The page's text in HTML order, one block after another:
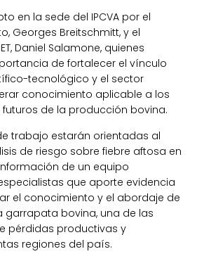
en la sede del IPCVA por el
Georges Breitschmitt, y el
Daniel Salamone, quienes
de fortalecer el vínculo
tecnológico y el sector
conocimiento aplicable a los
de la producción bovina.
trabajo estarán orientadas al
de riesgo sobre fiebre aftosa en
de un equipo
que aporte evidencia
el conocimiento y el abordaje de
garrapata bovina, una de las
pérdidas productivas y
regiones del país.